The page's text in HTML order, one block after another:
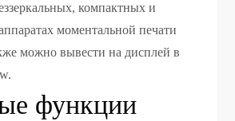
компактных и
моментальной печати
можно вывести на дисплей в
функции